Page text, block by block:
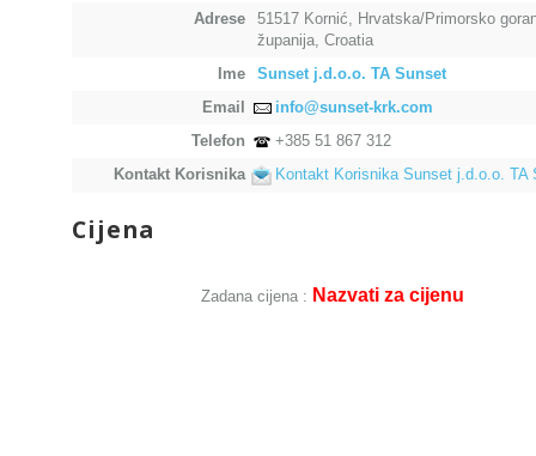
Adrese
51517 Kornić, Hrvatska/Primorsko
županija, Croatia
Ime
Sunset j.d.o.o. TA Sunset
Email
info@sunset-krk.com
Telefon
+385 51 867 312
Kontakt Korisnika
Kontakt Korisnika Sunset j.d.o.o. TA
Cijena
Zadana cijena : Nazvati za cijenu